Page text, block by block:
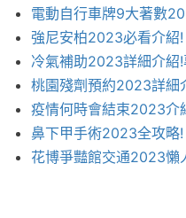
電動自行車牌9大著數
強尼安柏2023必看介紹!
冷氣補助2023詳細介紹
桃園殘劑預約2023詳細
疫情何時會結束2023介
鼻下甲手術2023全攻略!
花博爭豔館交通2023懶